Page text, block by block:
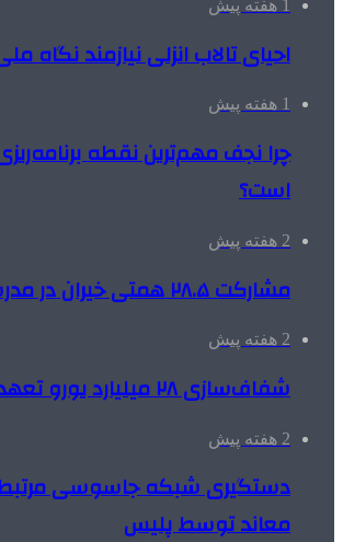
1 هفته پیش
احیای تالاب انزلی نیازمند نگاه
1 هفته پیش
چرا نجف مهم‌ترین نقطه
است؟
2 هفته پیش
مشارکت ۲۸.۵ همتی خیران در مدرسه‌سازی
2 هفته پیش
شفاف‌سازی ۲۸ میلیارد یورو تعهدات ارزی
2 هفته پیش
دستگیری شبکه جاسوسی مرتبط
معاند توسط پلیس